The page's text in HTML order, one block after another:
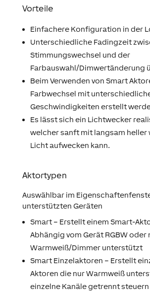
Vorteile
Einfachere Konfiguration in der
Unterschiedliche Fadingzeit
Stimmungswechsel und der
Farbauswahl/Dimwertänderung
Beim Verwenden von Smart
Farbwechsel mit
Geschwindigkeiten erstellt
Es lässt sich ein Lichtwecker
welcher sanft mit langsam heller
Licht aufwecken kann.
Aktortypen
Auswählbar im
unterstützten Geräten
Smart – Erstellt einem Smart-
Abhängig vom Gerät RGBW oder
Warmweiß/Dimmer unterstützt
Smart Einzelaktoren – Erstellt
Aktoren die nur Warmweiß
einzelne Kanäle getrennt steuern